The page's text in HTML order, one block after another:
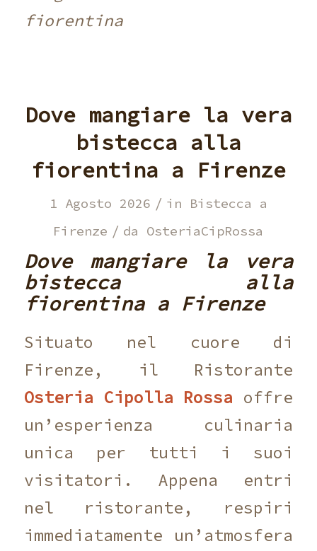
fiorentina
Dove mangiare la vera
bistecca alla
fiorentina a Firenze
1 Agosto 2026 / in Bistecca a
Firenze / da OsteriaCipRossa
Dove mangiare la vera
bistecca alla
fiorentina a Firenze
Situato nel cuore di
Firenze, il Ristorante
Osteria Cipolla Rossa offre
un’esperienza culinaria
unica per tutti i suoi
visitatori. Appena entri
nel ristorante, respiri
immediatamente un’atmosfera